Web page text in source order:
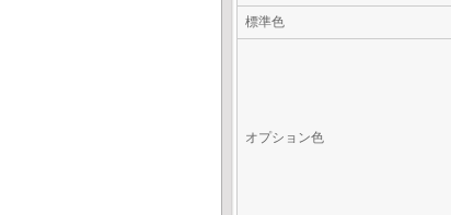
標準色
オプション色